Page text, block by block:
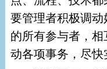
要管理者积极调动
的所有参与者，
动各项事务，尽快